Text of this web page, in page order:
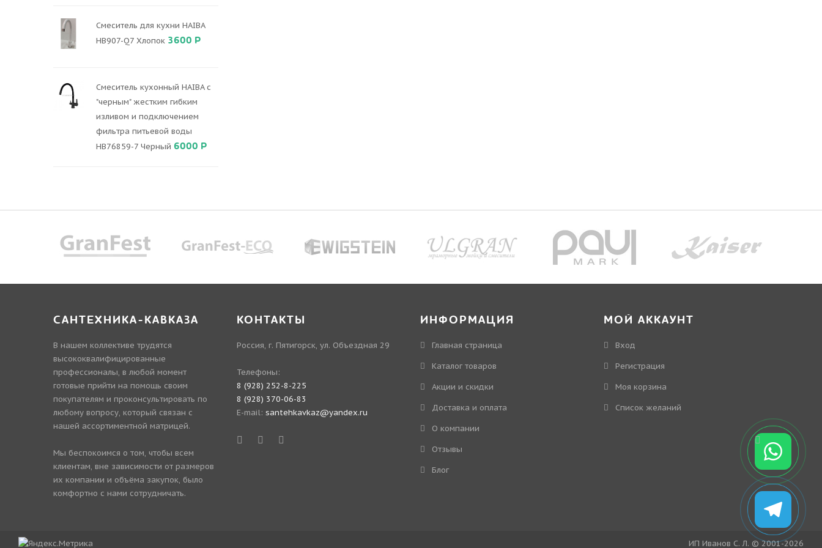
Смеситель для кухни HAIBA
HB907-Q7 Хлопок 3600 Р
Смеситель кухонный HAIBA с
"черным" жестким гибким
изливом и подключением
фильтра питьевой воды
HB76859-7 Черный 6000 Р
САНТЕХНИКА-КАВКАЗА
В нашем коллективе трудятся
высококвалифицированные
профессионалы, в любой момент
готовые прийти на помощь своим
покупателям и проконсультировать по
любому вопросу, который связан с
нашей ассортиментной матрицей.
Мы беспокоимся о том, чтобы всем
клиентам, вне зависимости от размеров
их компании и объёма закупок, было
комфортно с нами сотрудничать.
КОНТАКТЫ
Россия, г. Пятигорск, ул. Объездная 29
Телефоны:
8 (928) 252-8-225
8 (928) 370-06-83
E-mail: santehkavkaz@yandex.ru
ИНФОРМАЦИЯ
Главная страница
Каталог товаров
Акции и скидки
Доставка и оплата
О компании
Отзывы
Блог
МОЙ АККАУНТ
Вход
Регистрация
Моя корзина
Cписок желаний
ИП Иванов С. Л. © 2001-2026